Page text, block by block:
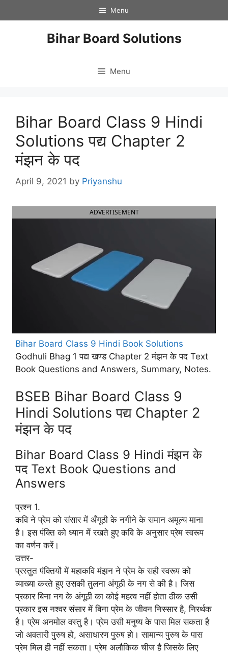
to
Menu
Bihar Board Solutions
Menu
Bihar Board Class 9 Hindi
Solutions पद्य Chapter 2
मंझन के पद
April 9, 2021 by Priyanshu
ADVERTISEMENT
Bihar Board Class 9 Hindi Book Solutions
Godhuli Bhag 1 पद्य खण्ड Chapter 2 मंझन के पद Text
Book Questions and Answers, Summary, Notes.
BSEB Bihar Board Class 9
Hindi Solutions पद्य Chapter 2
मंझन के पद
Bihar Board Class 9 Hindi मंझन के
पद Text Book Questions and
Answers
प्रश्न 1.
कवि ने प्रेम को संसार में अँगूठी के नगीने के समान अमूल्य माना
है। इस पंक्ति को ध्यान में रखते हुए कवि के अनुसार प्रेम स्वरूप
का वर्णन करें।
उत्तर-
प्रस्तुत पंक्तियों में महाकवि मंझन ने प्रेम के सही स्वरूप को
व्याख्या करते हुए उसकी तुलना अंगूठी के नग से की है। जिस
प्रकार बिना नग के अंगूठी का कोई महत्व नहीं होता ठीक उसी
प्रकार इस नश्वर संसार में बिना प्रेम के जीवन निस्सार है, निरर्थक
है। प्रेम अनमोल वस्तु है। प्रेम उसी मनुष्य के पास मिल सकता है
जो अवतारी पुरुष हो, असाधारण पुरुष हो। सामान्य पुरुष के पास
प्रेम मिल ही नहीं सकता। प्रेम अलौकिक चीज है जिसके लिए